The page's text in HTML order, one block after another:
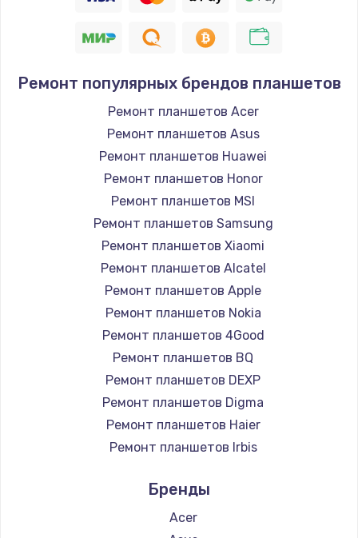
Заказать
Замена шим-контроллера
3900 руб.
Заказать
1200 руб.
Заказать
Установка драйверов
950 руб.
Заказать
Замена жесткого диска
1000 руб.
Заказать
Чистка от пыли
Заказать
Ремонт популярных брендов планшетов
Ремонт планшетов Acer
Ремонт планшетов Asus
Ремонт планшетов Huawei
Ремонт планшетов Honor
Ремонт планшетов MSI
Ремонт планшетов Samsung
Ремонт планшетов Xiaomi
Ремонт планшетов Alcatel
Ремонт планшетов Apple
Ремонт планшетов Nokia
Ремонт планшетов 4Good
Ремонт планшетов BQ
Ремонт планшетов DEXP
Ремонт планшетов Digma
Ремонт планшетов Haier
Ремонт планшетов Irbis
Ремонт планшетов Microsoft
Ремонт планшетов BlackView
Бренды
Acer